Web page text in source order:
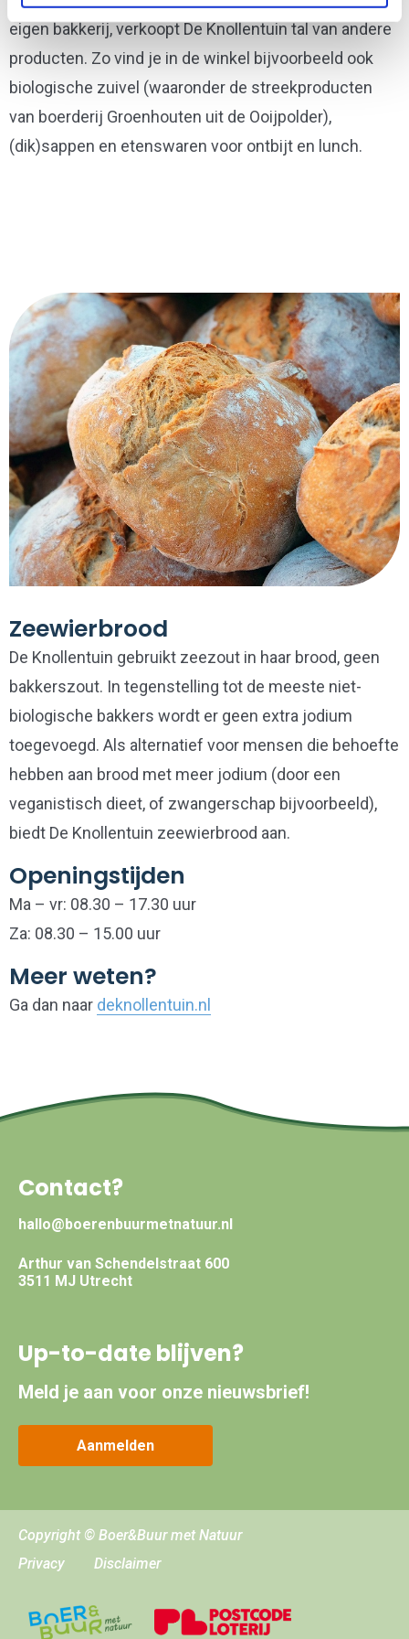
eigen bakkerij, verkoopt De Knollentuin tal van andere
producten. Zo vind je in de winkel bijvoorbeeld ook
biologische zuivel (waaronder de streekproducten
van boerderij Groenhouten uit de Ooijpolder),
(dik)sappen en etenswaren voor ontbijt en lunch.
Zeewierbrood
De Knollentuin gebruikt zeezout in haar brood, geen
bakkerszout. In tegenstelling tot de meeste niet-
biologische bakkers wordt er geen extra jodium
toegevoegd. Als alternatief voor mensen die behoefte
hebben aan brood met meer jodium (door een
veganistisch dieet, of zwangerschap bijvoorbeeld),
biedt De Knollentuin zeewierbrood aan.
Openingstijden
Ma – vr: 08.30 – 17.30 uur
Za: 08.30 – 15.00 uur
Meer weten?
Ga dan naar deknollentuin.nl
Contact?
hallo@boerenbuurmetnatuur.nl
Arthur van Schendelstraat 600
3511 MJ Utrecht
Up-to-date blijven?
Meld je aan voor onze nieuwsbrief!
Aanmelden
Copyright © Boer&Buur met Natuur
Privacy
Disclaimer